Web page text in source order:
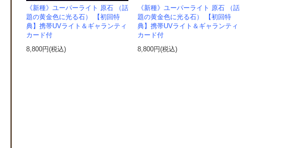
《新種》ユーパーライト 原石 （話
題の黄金色に光る石） 【初回特
典】携帯UVライト＆ギャランティ
カード付
8,800円(税込)
《新種》ユーパーライト 原石 （話
題の黄金色に光る石） 【初回特
典】携帯UVライト＆ギャランティ
カード付
8,800円(税込)